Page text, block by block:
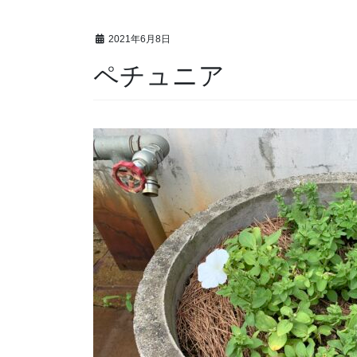
2021年6月8日
ペチュニア